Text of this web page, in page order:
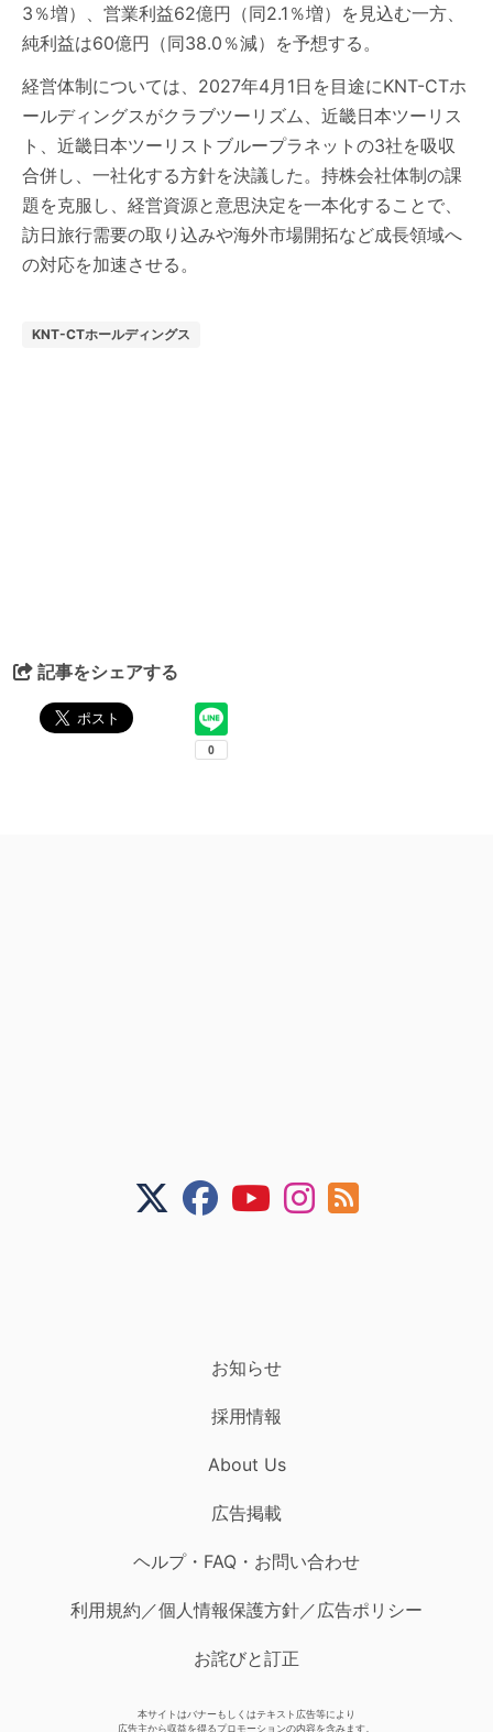
3％増）、営業利益62億円（同2.1％増）を見込む一方、
純利益は60億円（同38.0％減）を予想する。
経営体制については、2027年4月1日を目途にKNT-CTホ
ールディングスがクラブツーリズム、近畿日本ツーリス
ト、近畿日本ツーリストブループラネットの3社を吸収
合併し、一社化する方針を決議した。持株会社体制の課
題を克服し、経営資源と意思決定を一本化することで、
訪日旅行需要の取り込みや海外市場開拓など成長領域へ
の対応を加速させる。
KNT-CTホールディングス
記事をシェアする
お知らせ
採用情報
About Us
広告掲載
ヘルプ・FAQ・お問い合わせ
利用規約／個人情報保護方針／広告ポリシー
お詫びと訂正
本サイトはバナーもしくはテキスト広告等により
広告主から収益を得るプロモーションの内容を含みます。